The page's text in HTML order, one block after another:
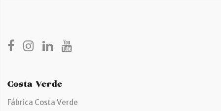
Costa Verde
Fábrica Costa Verde